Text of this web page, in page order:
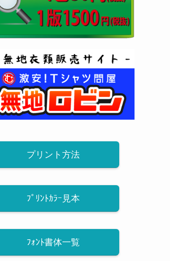
プリント方法
ﾌﾟﾘﾝﾄｶﾗｰ見本
ﾌｫﾝﾄ書体一覧